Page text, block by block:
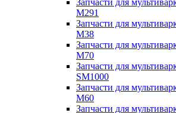
Запчасти для
M291
Запчасти для
M38
Запчасти для
M70
Запчасти для
SM1000
Запчасти для
M60
Запчасти для